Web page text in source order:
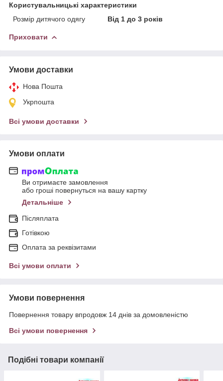
Користувальницькі характеристики
Розмір дитячого одягу
Від 1 до 3 років
Приховати
Умови доставки
Нова Пошта
Укрпошта
Всі умови доставки
Умови оплати
Ви отримаєте замовлення
або гроші повернуться на вашу картку
Детальніше
Післяплата
Готівкою
Оплата за реквізитами
Всі умови оплати
Умови повернення
Повернення товару впродовж 14 днів за домовленістю
Всі умови повернення
Подібні товари компанії